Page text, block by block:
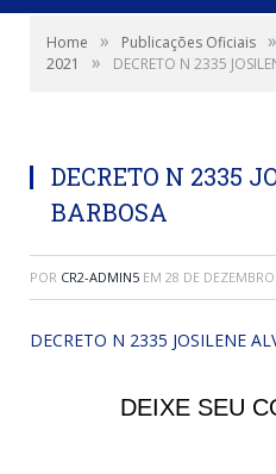
Home » Publicações Oficiais »
2021
» DECRETO N 2335
DECRETO N 2335
BARBOSA
POR CR2-ADMIN5 EM 28 DE
DECRETO N 2335 JOSILENE
DEIXE SEU